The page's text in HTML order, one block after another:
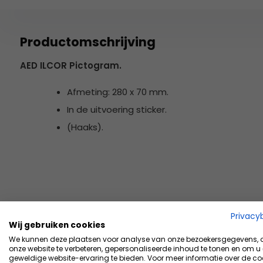
Productomschrijving
AED ILCOR Pictogram.
Afmeting: 280 x 70 mm.
In de uitvoering sticker.
(Haaks).
Wij gebruiken cookies
We kunnen deze plaatsen voor analyse van onze bezoekersgegevens,
onze website te verbeteren, gepersonaliseerde inhoud te tonen en om u
geweldige website-ervaring te bieden. Voor meer informatie over de